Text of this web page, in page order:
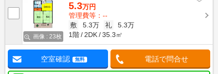
画像 : 23枚
5.3万円
管理費等：--
敷
5.3万 礼
5.3万
1階
2DK 35.3㎡
空室確認 無料 電話で問合せ